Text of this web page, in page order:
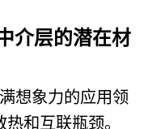
介层的潜在材
想象力的应用领
和互联瓶颈。